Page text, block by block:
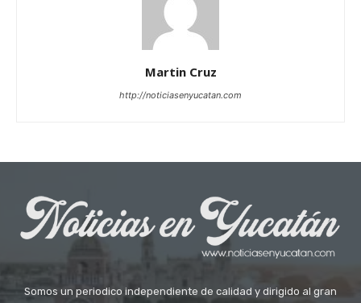
Martin Cruz
http://noticiasenyucatan.com
Somos un periodico independiente de calidad y dirigido al gran